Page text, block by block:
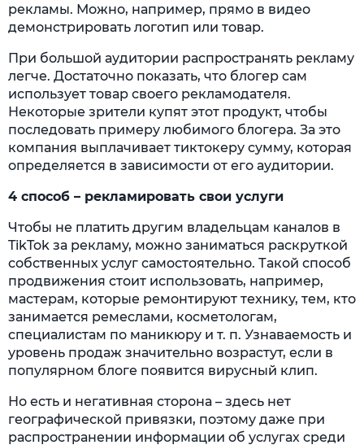
рекламы. Можно, например, прямо в видео
демонстрировать логотип или товар.
При большой аудитории распространять рекламу
легче. Достаточно показать, что блогер сам
использует товар своего рекламодателя.
Некоторые зрители купят этот продукт, чтобы
последовать примеру любимого блогера. За это
компания выплачивает тиктокеру сумму, которая
определяется в зависимости от его аудитории.
4 способ – рекламировать свои услуги
Чтобы не платить другим владельцам каналов в
TikTok за рекламу, можно заниматься раскруткой
собственных услуг самостоятельно. Такой способ
продвижения стоит использовать, например,
мастерам, которые ремонтируют технику, тем, кто
занимается ремеслами, косметологам,
специалистам по маникюру и т. п. Узнаваемость и
уровень продаж значительно возрастут, если в
популярном блоге появится вирусный клип.
Но есть и негативная сторона – здесь нет
географической привязки, поэтому даже при
распространении информации об услугах среди